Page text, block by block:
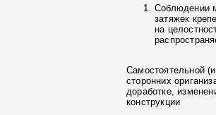
Соблюдении
затяжек
на
Самостоятельной
сторонних
доработке,
конструкции